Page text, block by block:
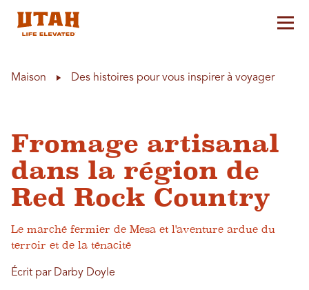
Maison Des histoires pour vous inspirer à voyager
Fromage artisanal
dans la région de
Red Rock Country
Le marché fermier de Mesa et l'aventure ardue du
terroir et de la ténacité
Écrit par Darby Doyle